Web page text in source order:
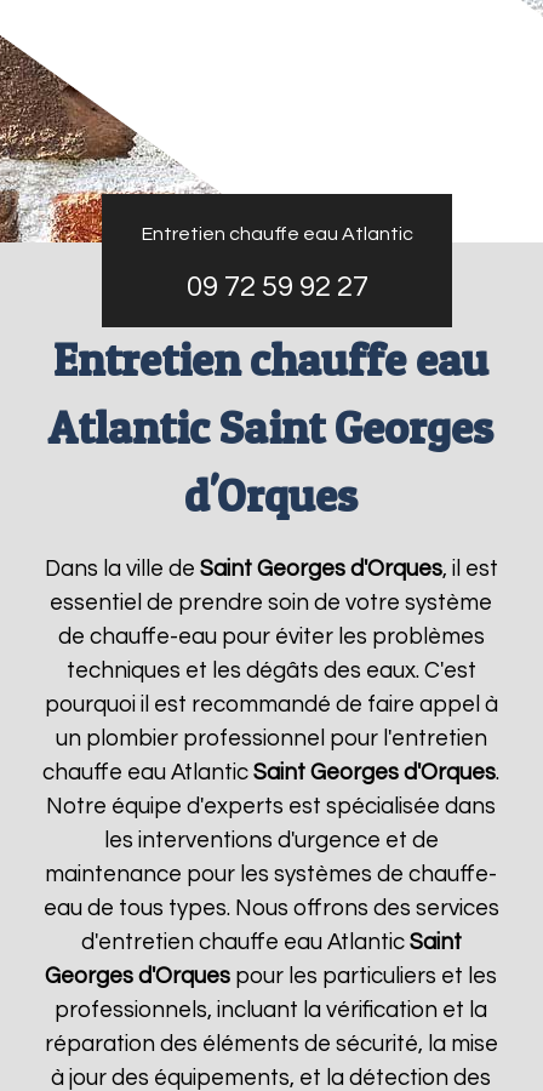
Entretien chauffe eau Atlantic
09 72 59 92 27
Entretien chauffe eau
Atlantic Saint Georges
d'Orques
Dans la ville de Saint Georges d'Orques, il est
essentiel de prendre soin de votre système
de chauffe-eau pour éviter les problèmes
techniques et les dégâts des eaux. C'est
pourquoi il est recommandé de faire appel à
un plombier professionnel pour l'entretien
chauffe eau AtlanticSaint Georges d'Orques.
Notre équipe d'experts est spécialisée dans
les interventions d'urgence et de
maintenance pour les systèmes de chauffe-
eau de tous types. Nous offrons des services
d'entretien chauffe eau Atlantic Saint
Georges d'Orques pour les particuliers et les
professionnels, incluant la vérification et la
réparation des éléments de sécurité, la mise
à jour des équipements, et la détection des